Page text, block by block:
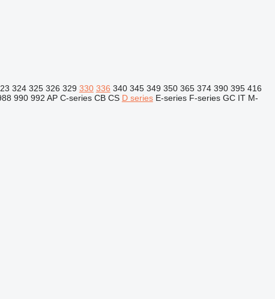
324 325 326 329 330 336 340 345 349 350 365 374 390 395 416
990 992 AP C-series CB CS D series E-series F-series GC IT M-